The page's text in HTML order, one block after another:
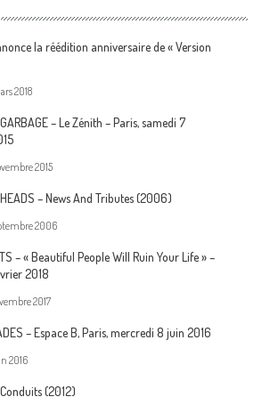
la réédition anniversaire de « Version
2018
– Le Zénith – Paris, samedi 7
2015
– News And Tributes (2006)
2006
– « Beautiful People Will Ruin Your Life » –
2018
2017
– Espace B, Paris, mercredi 8 juin 2016
2016
(2012)